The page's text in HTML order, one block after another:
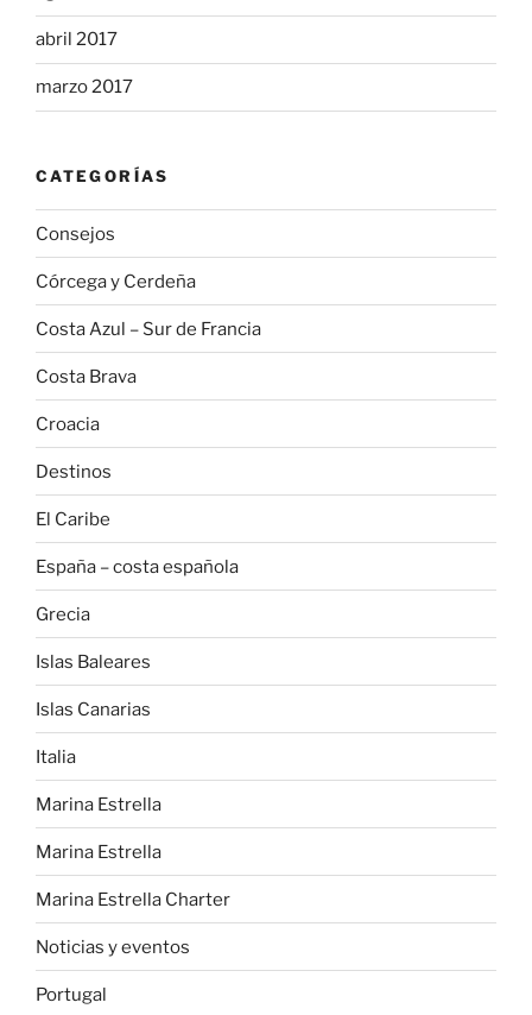
abril 2017
marzo 2017
CATEGORÍAS
Consejos
Córcega y Cerdeña
Costa Azul – Sur de Francia
Costa Brava
Croacia
Destinos
El Caribe
España – costa española
Grecia
Islas Baleares
Islas Canarias
Italia
Marina Estrella
Marina Estrella
Marina Estrella Charter
Noticias y eventos
Portugal